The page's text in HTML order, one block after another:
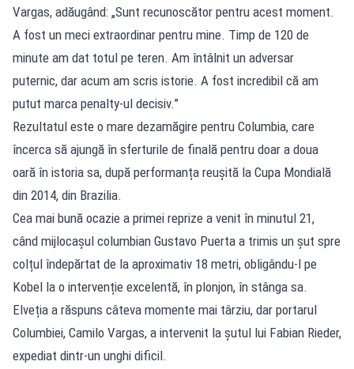
Vargas, adăugând: „Sunt recunoscător pentru acest moment.
A fost un meci extraordinar pentru mine. Timp de 120 de
minute am dat totul pe teren. Am întâlnit un adversar
puternic, dar acum am scris istorie. A fost incredibil că am
putut marca penalty-ul decisiv.”
Rezultatul este o mare dezamăgire pentru Columbia, care
încerca să ajungă în sferturile de finală pentru doar a doua
oară în istoria sa, după performanța reușită la Cupa Mondială
din 2014, din Brazilia.
Cea mai bună ocazie a primei reprize a venit în minutul 21,
când mijlocașul columbian Gustavo Puerta a trimis un șut spre
colțul îndepărtat de la aproximativ 18 metri, obligându-l pe
Kobel la o intervenție excelentă, în plonjon, în stânga sa.
Elveția a răspuns câteva momente mai târziu, dar portarul
Columbiei, Camilo Vargas, a intervenit la șutul lui Fabian Rieder,
expediat dintr-un unghi dificil.